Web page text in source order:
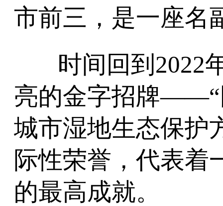
市前三，是一座名
时间回到2022
亮的金字招牌——“
城市湿地生态保护
际性荣誉，代表着
的最高成就。